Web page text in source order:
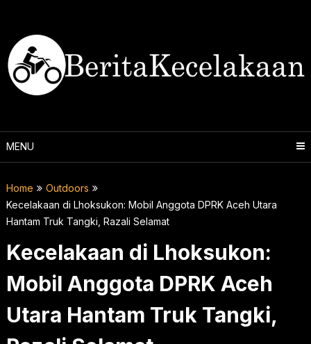
content
MENU
Home
Outdoors
Kecelakaan di Lhoksukon: Mobil Anggota DPRK Aceh Utara
Hantam Truk Tangki, Razali Selamat
Kecelakaan di Lhoksukon:
Mobil Anggota DPRK Aceh
Utara Hantam Truk Tangki,